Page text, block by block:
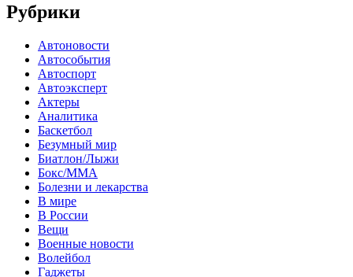
Рубрики
Автоновости
Автособытия
Автоспорт
Автоэксперт
Актеры
Аналитика
Баскетбол
Безумный мир
Биатлон/Лыжи
Бокс/MMA
Болезни и лекарства
В мире
В России
Вещи
Военные новости
Волейбол
Гаджеты